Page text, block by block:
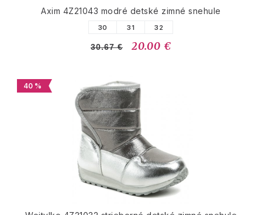
Axim 4Z21043 modré detské zimné snehule
30 31 32
30.67 € 20.00 €
40 %